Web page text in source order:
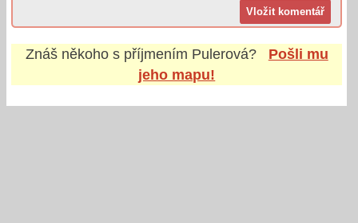
Znáš někoho s příjmením Pulerová?
Pošli mu
jeho mapu!